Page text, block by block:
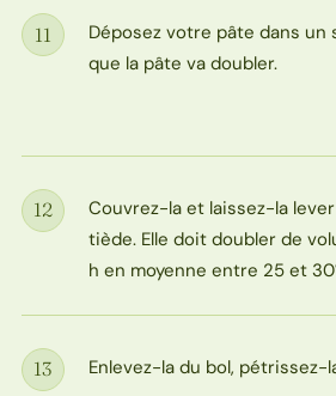
Étape
11
Déposez votre pâte dans un
que la pâte va doubler.
Étape
12
Couvrez-la et laissez-la
tiède. Elle doit doubler de
h en moyenne entre 25 et
Étape
13 Enlevez-la du bol, pétrissez-